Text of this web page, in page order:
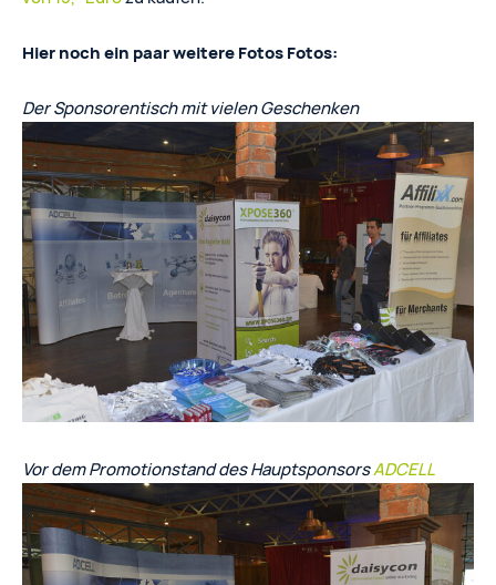
Hier noch ein paar weitere Fotos Fotos:
Der Sponsorentisch mit vielen Geschenken
Vor dem Promotionstand des HauptsponsorsADCELL